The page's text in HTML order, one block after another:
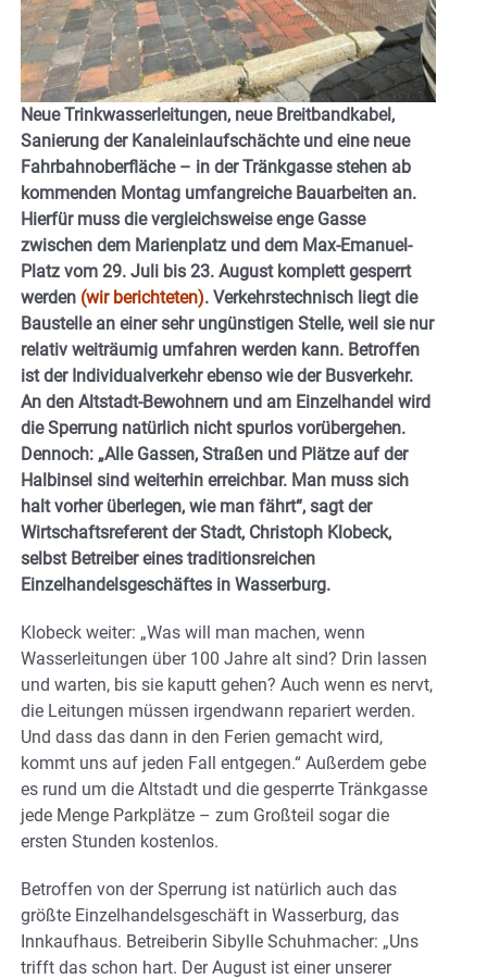
Neue Trinkwasserleitungen, neue Breitbandkabel,
Sanierung der Kanaleinlaufschächte und eine neue
Fahrbahnoberfläche – in der Tränkgasse stehen ab
kommenden Montag umfangreiche Bauarbeiten an.
Hierfür muss die vergleichsweise enge Gasse
zwischen dem Marienplatz und dem Max-Emanuel-
Platz vom 29. Juli bis 23. August komplett gesperrt
werden (wir berichteten). Verkehrstechnisch liegt die
Baustelle an einer sehr ungünstigen Stelle, weil sie nur
relativ weiträumig umfahren werden kann. Betroffen
ist der Individualverkehr ebenso wie der Busverkehr.
An den Altstadt-Bewohnern und am Einzelhandel wird
die Sperrung natürlich nicht spurlos vorübergehen.
Dennoch: „Alle Gassen, Straßen und Plätze auf der
Halbinsel sind weiterhin erreichbar. Man muss sich
halt vorher überlegen, wie man fährt“, sagt der
Wirtschaftsreferent der Stadt, Christoph Klobeck,
selbst Betreiber eines traditionsreichen
Einzelhandelsgeschäftes in Wasserburg.
Klobeck weiter: „Was will man machen, wenn
Wasserleitungen über 100 Jahre alt sind? Drin lassen
und warten, bis sie kaputt gehen? Auch wenn es nervt,
die Leitungen müssen irgendwann repariert werden.
Und dass das dann in den Ferien gemacht wird,
kommt uns auf jeden Fall entgegen.“ Außerdem gebe
es rund um die Altstadt und die gesperrte Tränkgasse
jede Menge Parkplätze – zum Großteil sogar die
ersten Stunden kostenlos.
Betroffen von der Sperrung ist natürlich auch das
größte Einzelhandelsgeschäft in Wasserburg, das
Innkaufhaus. Betreiberin Sibylle Schuhmacher: „Uns
trifft das schon hart. Der August ist einer unserer